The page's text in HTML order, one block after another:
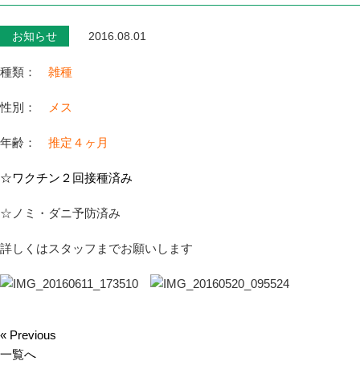
お知らせ 2016.08.01
種類： 雑種
性別： メス
年齢： 推定４ヶ月
☆ワクチン２回接種済み
☆ノミ・ダニ予防済み
詳しくはスタッフまでお願いします
« Previous
一覧へ